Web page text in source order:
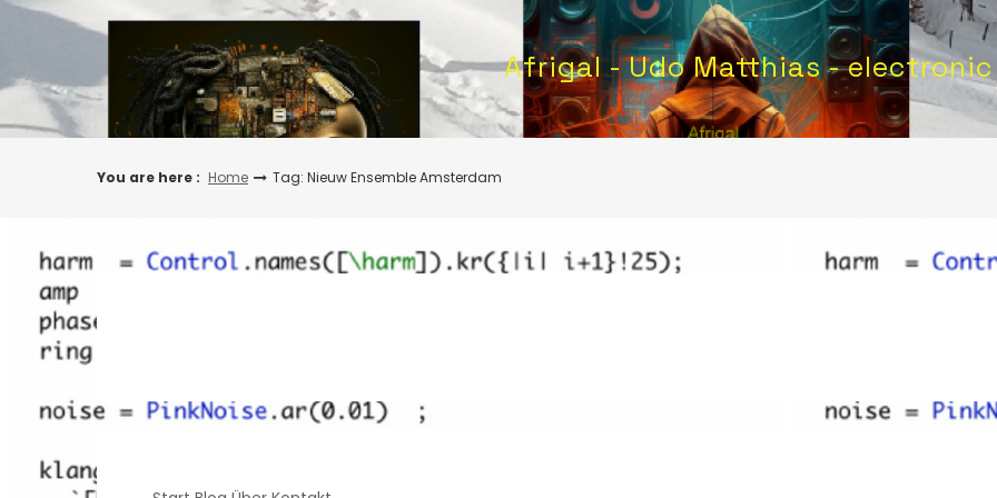
Skip
Afrigal - Udo Matthias - electronic
You are here : Home Tag: Nieuw Ensemble Amsterdam